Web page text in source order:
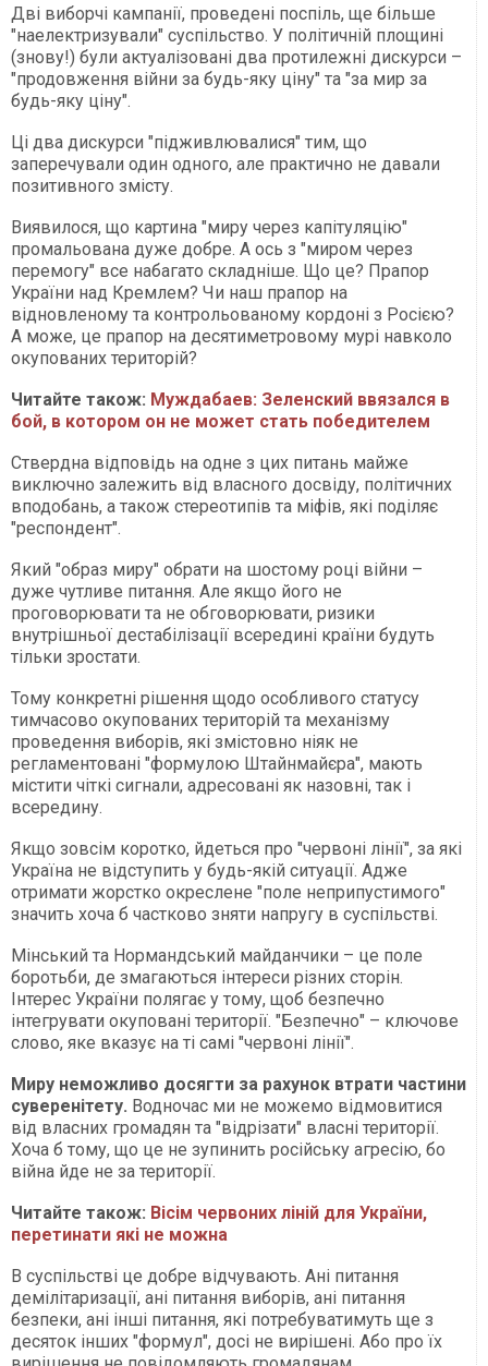
Дві виборчі кампанії, проведені поспіль, ще більше
"наелектризували" суспільство. У політичній площині
(знову!) були актуалізовані два протилежні дискурси –
"продовження війни за будь-яку ціну" та "за мир за
будь-яку ціну".
Ці два дискурси "підживлювалися" тим, що
заперечували один одного, але практично не давали
позитивного змісту.
Виявилося, що картина "миру через капітуляцію"
промальована дуже добре. А ось з "миром через
перемогу" все набагато складніше. Що це? Прапор
України над Кремлем? Чи наш прапор на
відновленому та контрольованому кордоні з Росією?
А може, це прапор на десятиметровому мурі навколо
окупованих територій?
Читайте також: Муждабаев: Зеленский ввязался в
бой, в котором он не может стать победителем
Ствердна відповідь на одне з цих питань майже
виключно залежить від власного досвіду, політичних
вподобань, а також стереотипів та міфів, які поділяє
"респондент".
Який "образ миру" обрати на шостому році війни –
дуже чутливе питання. Але якщо його не
проговорювати та не обговорювати, ризики
внутрішньої дестабілізації всередині країни будуть
тільки зростати.
Тому конкретні рішення щодо особливого статусу
тимчасово окупованих територій та механізму
проведення виборів, які змістовно ніяк не
регламентовані "формулою Штайнмайєра", мають
містити чіткі сигнали, адресовані як назовні, так і
всередину.
Якщо зовсім коротко, йдеться про "червоні лінії", за які
Україна не відступить у будь-якій ситуації. Адже
отримати жорстко окреслене "поле неприпустимого"
значить хоча б частково зняти напругу в суспільстві.
Мінський та Нормандський майданчики – це поле
боротьби, де змагаються інтереси різних сторін.
Інтерес України полягає у тому, щоб безпечно
інтегрувати окуповані території. "Безпечно" – ключове
слово, яке вказує на ті самі "червоні лінії".
Миру неможливо досягти за рахунок втрати частини
суверенітету. Водночас ми не можемо відмовитися
від власних громадян та "відрізати" власні території.
Хоча б тому, що це не зупинить російську агресію, бо
війна йде не за території.
Читайте також: Вісім червоних ліній для України,
перетинати які не можна
В суспільстві це добре відчувають. Ані питання
демілітаризації, ані питання виборів, ані питання
безпеки, ані інші питання, які потребуватимуть ще з
десяток інших "формул", досі не вирішені. Або про їх